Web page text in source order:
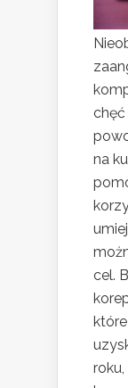
chęć
na
cel.